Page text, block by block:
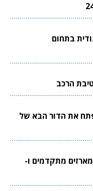
בתחום
הרכב
את הדור הבא של
מתקדמים ו-